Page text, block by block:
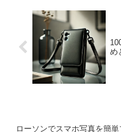
め
ローソンでスマホ写真を簡